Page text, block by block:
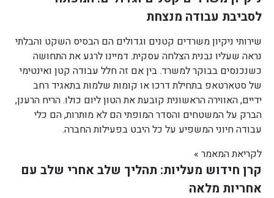
לסביבת עבודה מנצחת
שירותי ניקיון משרדים קטנים וגדולים הם הבסיס השקט והבלתי
נראה שעליו נבנית הצלחה עסקית. דמיינו לרגע את התחושה
כשנכנסים בבוקר למשרד. בין אם זה חלל עבודה קטן ואינטימי
של סטארטאפ בתחילת דרכו או קומות שלמות בתאגיד רחב
ידיים, האווירה הראשונית קובעת את הטון ליום כולו. הריח הרענן,
הברק על המשטחים והסדר המופתי הם לא מותרות, הם כלי
עבודה חיוני המשפיע על כל היבט בפעילות החברה.
לקריאת המאמר »
קרן חידוש מעליות: תהליך שלב אחרי שלב עם
אחריות מלאה